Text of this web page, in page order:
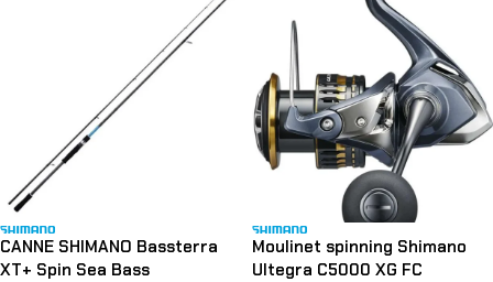
CANNE SHIMANO Bassterra
XT+ Spin Sea Bass
Moulinet spinning Shimano
Ultegra C5000 XG FC